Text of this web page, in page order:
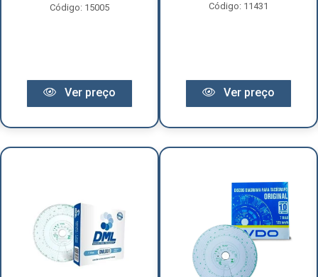
Código: 15005
Ver preço
Código: 11431
Ver preço